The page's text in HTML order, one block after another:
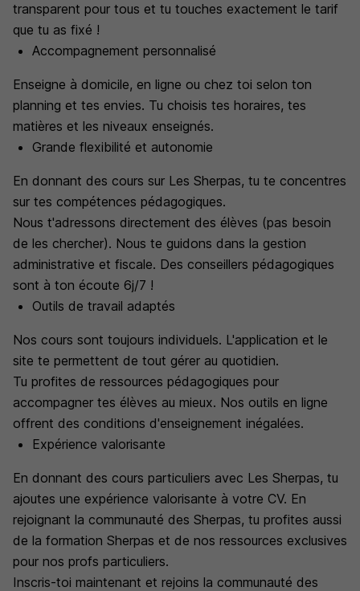
transparent pour tous et tu touches exactement le tarif
que tu as fixé !
Accompagnement personnalisé
Enseigne à domicile, en ligne ou chez toi selon ton
planning et tes envies. Tu choisis tes horaires, tes
matières et les niveaux enseignés.
Grande flexibilité et autonomie
En donnant des cours sur Les Sherpas, tu te concentres
sur tes compétences pédagogiques.
Nous t'adressons directement des élèves (pas besoin
de les chercher). Nous te guidons dans la gestion
administrative et fiscale. Des conseillers pédagogiques
sont à ton écoute 6j/7 !
Outils de travail adaptés
Nos cours sont toujours individuels. L'application et le
site te permettent de tout gérer au quotidien.
Tu profites de ressources pédagogiques pour
accompagner tes élèves au mieux. Nos outils en ligne
offrent des conditions d'enseignement inégalées.
Expérience valorisante
En donnant des cours particuliers avec Les Sherpas, tu
ajoutes une expérience valorisante à votre CV. En
rejoignant la communauté des Sherpas, tu profites aussi
de la formation Sherpas et de nos ressources exclusives
pour nos profs particuliers.
Inscris-toi maintenant et rejoins la communauté des